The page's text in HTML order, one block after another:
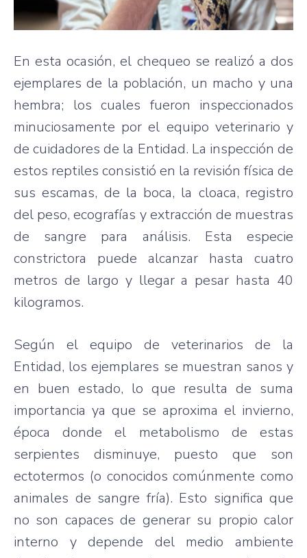
En esta ocasión, el chequeo se realizó a dos
ejemplares de la población, un macho y una
hembra; los cuales fueron inspeccionados
minuciosamente por el equipo veterinario y
de cuidadores de la Entidad. La inspección de
estos reptiles consistió en la revisión física de
sus escamas, de la boca, la cloaca, registro
del peso, ecografías y extracción de muestras
de sangre para análisis. Esta especie
constrictora puede alcanzar hasta cuatro
metros de largo y llegar a pesar hasta 40
kilogramos.
Según el equipo de veterinarios de la
Entidad, los ejemplares se muestran sanos y
en buen estado, lo que resulta de suma
importancia ya que se aproxima el invierno,
época donde el metabolismo de estas
serpientes disminuye, puesto que son
ectotermos (o conocidos comúnmente como
animales de sangre fría). Esto significa que
no son capaces de generar su propio calor
interno y depende del medio ambiente